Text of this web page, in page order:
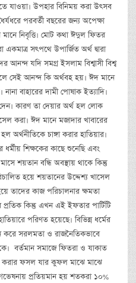
যাওয়া। উপহার বিনিময় করা উৎসব
পরবর্তী বছরের জন্য অপেক্ষা
নিবৃত্তি। মোট কথা ঈদুল ফিতর
একমাত্র সৎপথে উপার্জিত অর্থ দ্বারা
আনন্দ যদি সমগ্র ইসলাম বিশ্বাসী বিশ্ব
সেই আনন্দ কি অর্থবহ হয়। ঈদ মানে
বাহারের দামী পোষাক ইত্যাদি।
কারণ তা দেয়ার অর্থ হল লোক
করা। ঈদ মানে মজাদার খাবারের
অর্থনীতিকে চাঙ্গা করার হাতিয়ার।
শিক্ষকের কাছে শুনেছি এবং
শয়তান বন্ধি অবস্থায় থাকে কিন্তু
হয়ে শয়তানের উদ্দেশ্য খাসেল
তাদের কাজ পরিচালনার ক্ষমতা
প্রতিক কিন্তু এখন এই ইফতার পার্টিটি
পরিণত হয়েছে। বিভিন্ন ধর্মের
করে সরলমতা ও রাজনৈতিকভাবে
বর্তমান সমাজে ফিতরা ও যাকাত
করার ফসল যার কুফল মাঝে মাঝে
প্রতিয়মান হয় শতকরা ১০%